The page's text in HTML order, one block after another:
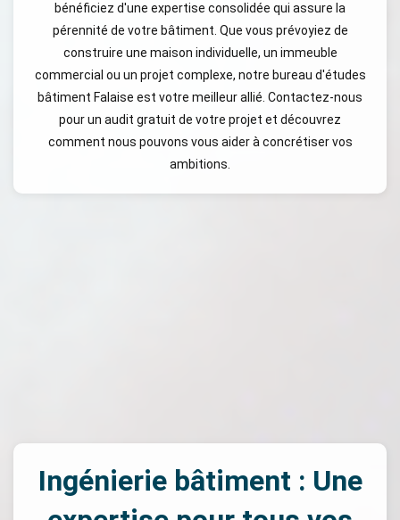
bénéficiez d'une expertise consolidée qui assure la
pérennité de votre bâtiment. Que vous prévoyiez de
construire une maison individuelle, un immeuble
commercial ou un projet complexe, notre bureau d'études
bâtiment Falaise est votre meilleur allié. Contactez-nous
pour un audit gratuit de votre projet et découvrez
comment nous pouvons vous aider à concrétiser vos
ambitions.
Ingénierie bâtiment : Une